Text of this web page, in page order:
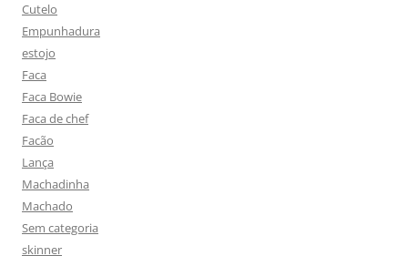
Cutelo
Empunhadura
estojo
Faca
Faca Bowie
Faca de chef
Facão
Lança
Machadinha
Machado
Sem categoria
skinner